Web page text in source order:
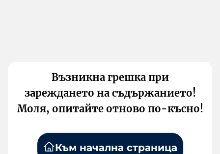
Възникна грешка при
зареждането на съдържанието!
Моля, опитайте отново по-късно!
Към начална страница